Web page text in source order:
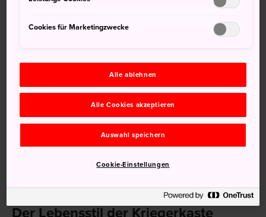
Zu Fuß brauchen Sie 35 Minuten zum Samurai-Viertel,
oder Sie fahren mit dem Bus 15 Minuten bis zur Haltestelle
Kamenokomon-mae, der nördlich vom Hirosaki Park vom
Der Lebensstil der Kriegerkaste
Cookies für Marketingzwecke
Alle ablehnen
Alle Cookies akzeptieren
Auswahl speichern
Cookie-Einstellungen